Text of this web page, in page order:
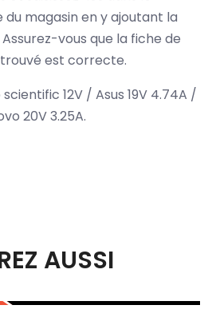
magasin en y ajoutant la
vous que la fiche de
est correcte.
12V / Asus 19V 4.74A /
20V 3.25A.
AUSSI